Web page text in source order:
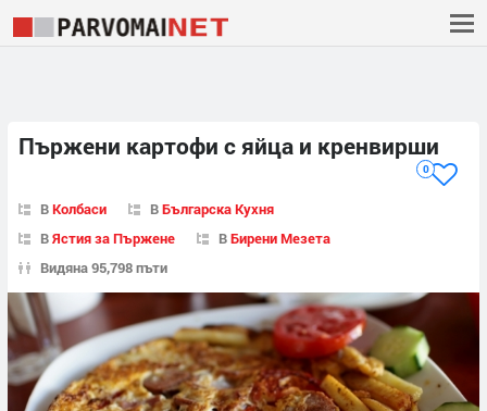
Пържени картофи с яйца и кренвирши
0
ВКолбаси ВБългарска Кухня
ВЯстия за Пържене ВБирени Мезета
Видяна 95,798 пъти